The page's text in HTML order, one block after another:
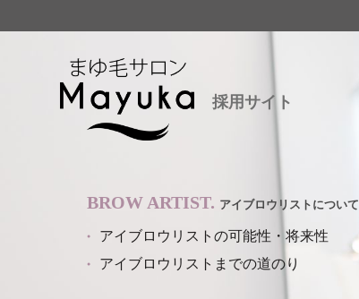
採用サイト
BROW ARTIST. アイブロウリストについて
アイブロウリストの可能性・将来性
アイブロウリストまでの道のり